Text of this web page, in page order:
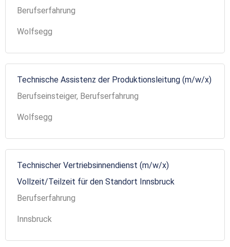
Berufserfahrung
Wolfsegg
Technische Assistenz der Produktionsleitung (m/w/x)
Berufseinsteiger, Berufserfahrung
Wolfsegg
Technischer Vertriebsinnendienst (m/w/x)
Vollzeit/Teilzeit für den Standort Innsbruck
Berufserfahrung
Innsbruck